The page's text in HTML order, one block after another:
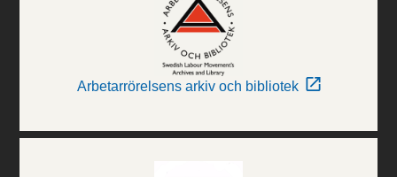
Arbetarrörelsens arkiv och bibliotek